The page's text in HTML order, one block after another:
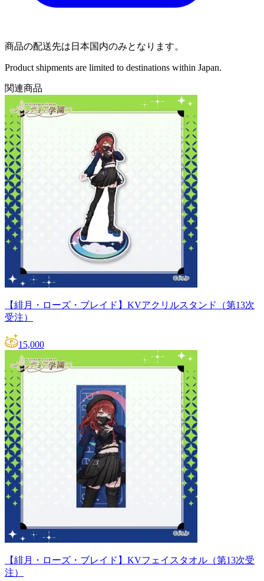
商品の配送先は日本国内のみとなります。
Product shipments are limited to destinations within Japan.
関連商品
【緋月・ローズ・ブレイド】KVアクリルスタンド（第13次
受注）
15,000
【緋月・ローズ・ブレイド】KVフェイスタオル（第13次受
注）